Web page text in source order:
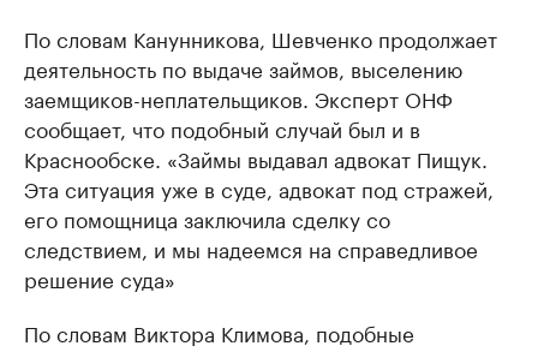
По словам Канунникова, Шевченко продолжает
деятельность по выдаче займов, выселению
заемщиков-неплательщиков. Эксперт ОНФ
сообщает, что подобный случай был и в
Краснообске. «Займы выдавал адвокат Пищук.
Эта ситуация уже в суде, адвокат под стражей,
его помощница заключила сделку со
следствием, и мы надеемся на справедливое
решение суда»
По словам Виктора Климова, подобные